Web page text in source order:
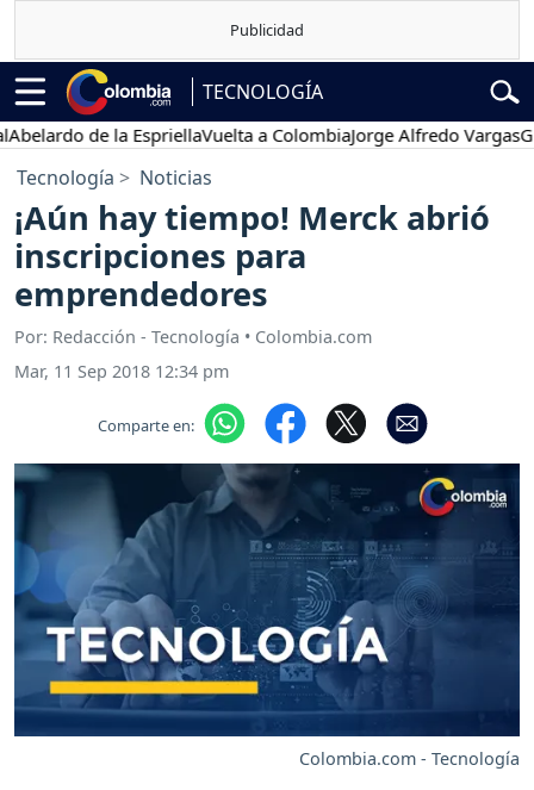
TECNOLOGÍA
de la EspriellaVuelta a ColombiaJorge Alfredo Vargas
Tecnología Noticias
¡Aún hay tiempo! Merck abrió
inscripciones para
emprendedores
Por: Redacción - Tecnología • Colombia.com
Mar, 11 Sep 2018 12:34 pm
Comparte en:
Colombia.com - Tecnología